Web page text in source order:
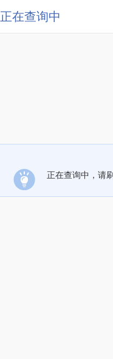
正在查询中
正在查询中，请